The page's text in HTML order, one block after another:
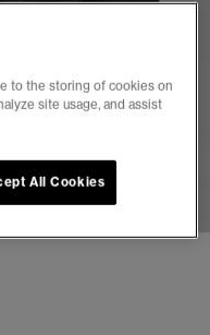
5
to the storing of cookies on
site usage, and assist
All Cookies